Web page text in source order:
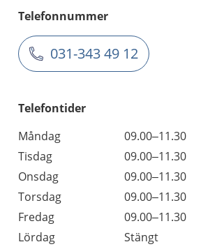
Telefonnummer
031-343 49 12
Telefontider
Måndag
09.00–11.30
Tisdag
09.00–11.30
Onsdag
09.00–11.30
Torsdag
09.00–11.30
Fredag
09.00–11.30
Lördag
Stängt